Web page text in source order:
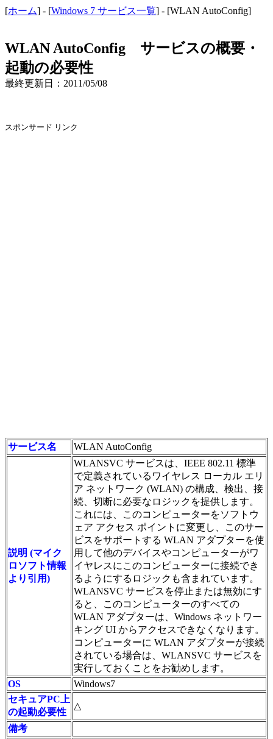
[ホーム] - [Windows 7 サービス一覧] - [WLAN AutoConfig]
WLAN AutoConfig サービスの概要・
起動の必要性
最終更新日：2011/05/08
スポンサード リンク
サービス名 WLAN AutoConfig
説明 (マイク
ロソフト情報
より引用)
WLANSVC サービスは、IEEE 802.11 標準
で定義されているワイヤレス ローカル エリ
ア ネットワーク (WLAN) の構成、検出、接
続、切断に必要なロジックを提供します。
これには、このコンピューターをソフトウ
ェア アクセス ポイントに変更し、このサー
ビスをサポートする WLAN アダプターを使
用して他のデバイスやコンピューターがワ
イヤレスにこのコンピューターに接続でき
るようにするロジックも含まれています。
WLANSVC サービスを停止または無効にす
ると、このコンピューターのすべての
WLAN アダプターは、Windows ネットワー
キング UI からアクセスできなくなります。
コンピューターに WLAN アダプターが接続
されている場合は、WLANSVC サービスを
実行しておくことをお勧めします。
OS
Windows7
セキュアPC上
の起動必要性
△
備考